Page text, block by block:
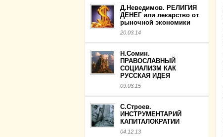
Д.Неведимов. РЕЛИГИЯ
ДЕНЕГ или лекарство от
рыночной экономики
20.03.14
Н.Сомин.
ПРАВОСЛАВНЫЙ
СОЦИАЛИЗМ КАК
РУССКАЯ ИДЕЯ
09.03.15
С.Строев.
ИНСТРУМЕНТАРИЙ
КАПИТАЛОКРАТИИ
04.12.13